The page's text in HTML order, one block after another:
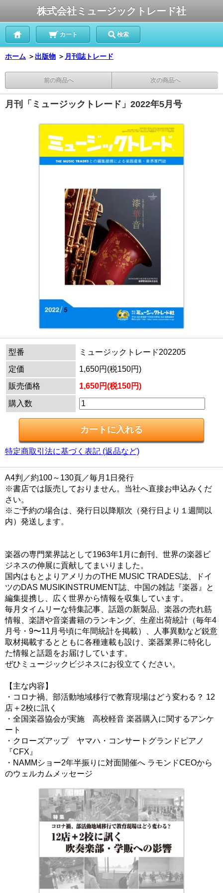
株式会社ミュージックトレード社
カート 検索
ホーム ＞ 出版物 ＞ 月刊誌トレード
前の商品へ 次の商品へ
月刊「ミュージックトレード」2022年5月号
型番
ミュージックトレード202205
定価
1,650円(税150円)
販売価格
1,650円(税150円)
購入数
特定商取引法に基づく表記 (返品など)
A4判／約100～130頁／毎月1日発行
※書店では販売しておりません。当社へ直接お申込みくだ
さい。
※ご予約の場合は、発行日以降順次（発行日より１週間以
内）発送します。
楽器の専門業界誌として1963年1月に創刊、世界の楽器ビ
ジネスの伸展に貢献してまいりました。
国内はもとよりアメリカのTHE MUSIC TRADES誌、ドイ
ツのDAS MUSIKINSTRUMENT誌、中国の雑誌『楽器』と
編集提携し、広く世界から情報を収集しています。
毎月タイムリーな特集記事、話題の新製品、楽器の売れ筋
情報、楽譜や音楽書籍のランキング、生産出荷統計（毎年4
月号・9〜11月号頃に年間統計を掲載）、人事異動など鋭意
取材掲載するとともに各種連載も設け、楽器業界に特化し
た情報と話題をお届けしています。
ぜひミュージックビジネスにお役立てください。
【主な内容】
・コロナ禍、部活動地域移行で教育現場はどう変わる？ 12
店＋2校に訊く
・全国楽器協会が実施 高校軽音 楽器購入に関するアンケ
ート
・クローズアップ ヤマハ・コンサートグランドピアノ
『CFX』
・NAMMショー2年半振りに対面開催へ ラモンドCEOから
のウェルカムメッセージ